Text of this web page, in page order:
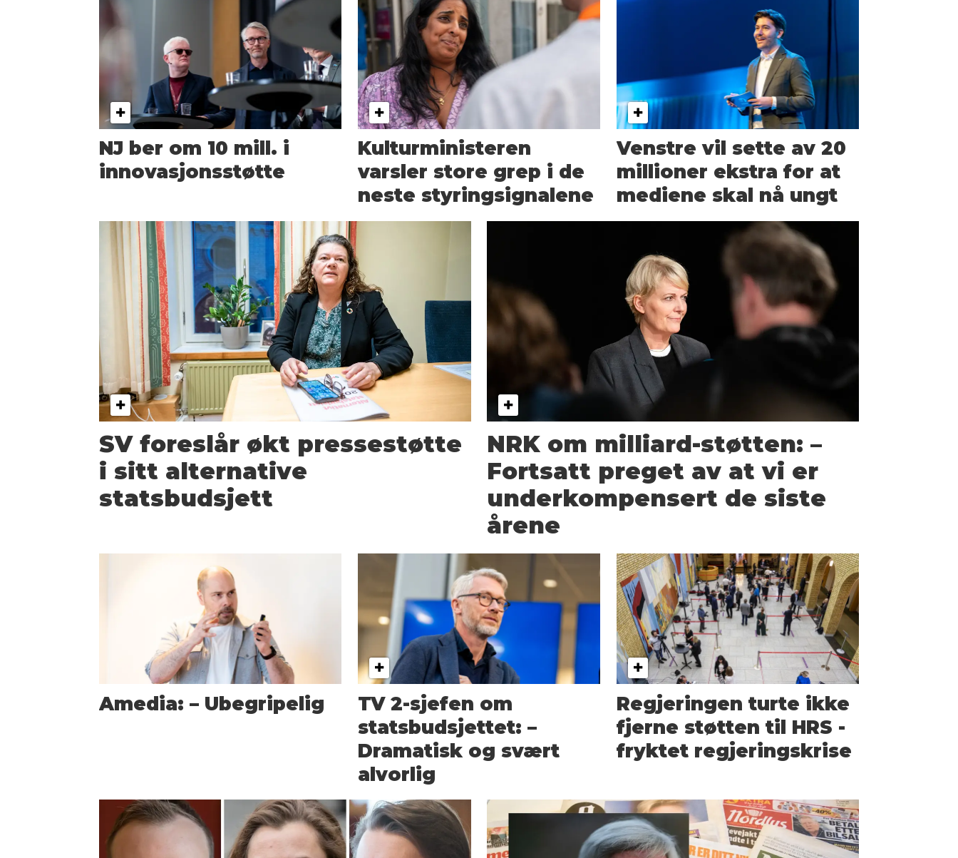
NJ ber om 10 mill. i
innovasjonsstøtte
Kulturministeren
varsler store grep i de
neste styringsignalene
Venstre vil sette av 20
millioner ekstra for at
mediene skal nå ungt
SV foreslår økt pressestøtte
i sitt alternative
statsbudsjett
NRK om milliard-støtten: –
Fortsatt preget av at vi er
underkompensert de siste
årene
Amedia: – Ubegripelig
TV 2-sjefen om
statsbudsjettet: –
Dramatisk og svært
alvorlig
Regjeringen turte ikke
fjerne støtten til HRS -
fryktet regjeringskrise